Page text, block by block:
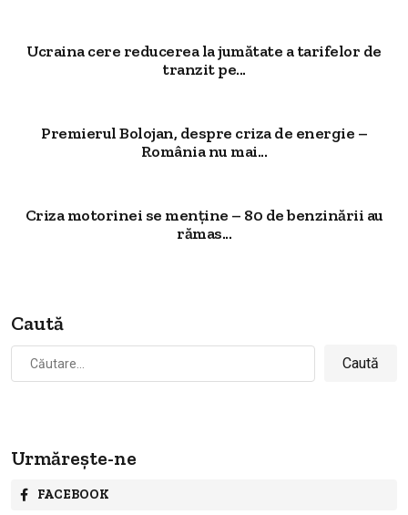
Ucraina cere reducerea la jumătate a tarifelor de
tranzit pe...
Premierul Bolojan, despre criza de energie –
România nu mai...
Criza motorinei se menține – 80 de benzinării au
rămas...
Caută
Caută
după:
Urmărește-ne
FACEBOOK